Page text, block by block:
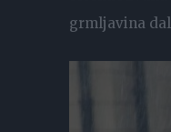
grmljavina